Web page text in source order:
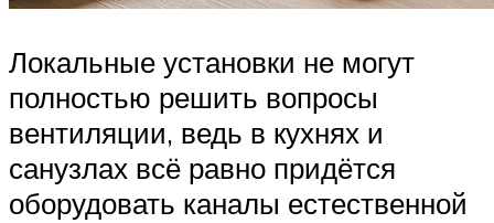
Локальные установки не могут
полностью решить вопросы
вентиляции, ведь в кухнях и
санузлах всё равно придётся
оборудовать каналы естественной